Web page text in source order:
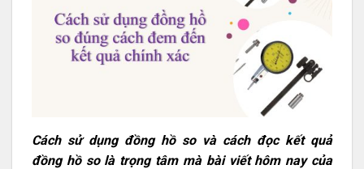
Cách sử dụng đồng hồ so và cách đọc kết quả
đồng hồ so là trọng tâm mà bài viết hôm nay của